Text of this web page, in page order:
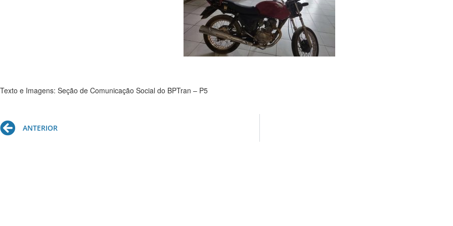
Texto e Imagens: Seção de Comunicação Social do BPTran – P5
Prev
ANTERIOR